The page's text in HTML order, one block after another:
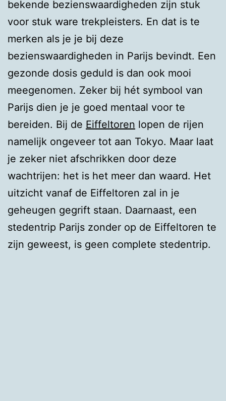
bekende bezienswaardigheden zijn stuk
voor stuk ware trekpleisters. En dat is te
merken als je je bij deze
bezienswaardigheden in Parijs bevindt. Een
gezonde dosis geduld is dan ook mooi
meegenomen. Zeker bij hét symbool van
Parijs dien je je goed mentaal voor te
bereiden. Bij de Eiffeltoren lopen de rijen
namelijk ongeveer tot aan Tokyo. Maar laat
je zeker niet afschrikken door deze
wachtrijen: het is het meer dan waard. Het
uitzicht vanaf de Eiffeltoren zal in je
geheugen gegrift staan. Daarnaast, een
stedentrip Parijs zonder op de Eiffeltoren te
zijn geweest, is geen complete stedentrip.